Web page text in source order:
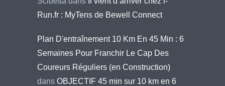
Run.fr : MyTens de Bewell Connect
Plan D'entraînement 10 Km En 45 Min : 6
Semaines Pour Franchir Le Cap Des
Coureurs Réguliers (en Construction)
dans OBJECTIF 45 min sur 10 km en 6